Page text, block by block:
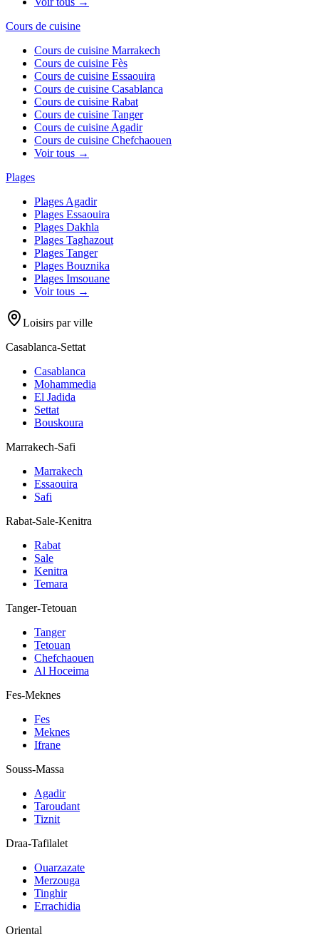
Cours de cuisine
Cours de cuisine Marrakech
Cours de cuisine Fès
Cours de cuisine Essaouira
Cours de cuisine Casablanca
Cours de cuisine Rabat
Cours de cuisine Tanger
Cours de cuisine Agadir
Cours de cuisine Chefchaouen
Voir tous →
Plages
Plages Agadir
Plages Essaouira
Plages Dakhla
Plages Taghazout
Plages Tanger
Plages Bouznika
Plages Imsouane
Voir tous →
Loisirs par ville
Casablanca-Settat
Casablanca
Mohammedia
El Jadida
Settat
Bouskoura
Marrakech-Safi
Marrakech
Essaouira
Safi
Rabat-Sale-Kenitra
Rabat
Sale
Kenitra
Temara
Tanger-Tetouan
Tanger
Tetouan
Chefchaouen
Al Hoceima
Fes-Meknes
Fes
Meknes
Ifrane
Souss-Massa
Agadir
Taroudant
Tiznit
Draa-Tafilalet
Ouarzazate
Merzouga
Tinghir
Errachidia
Oriental